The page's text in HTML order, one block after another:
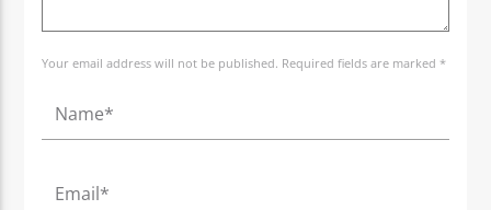
Your email address will not be published. Required fields are marked *